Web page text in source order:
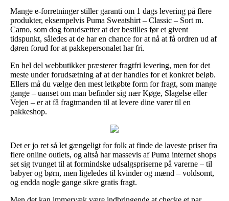
Mange e-forretninger stiller garanti om 1 dags levering på flere
produkter, eksempelvis Puma Sweatshirt – Classic – Sort m.
Camo, som dog forudsætter at der bestilles før et givent
tidspunkt, således at de har en chance for at nå at få ordren ud af
døren forud for at pakkepersonalet har fri.
En hel del webbutikker præsterer fragtfri levering, men for det
meste under forudsætning af at der handles for et konkret beløb.
Ellers må du vælge den mest letkøbte form for fragt, som mange
gange – uanset om man befinder sig nær Køge, Slagelse eller
Vejen – er at få fragtmanden til at levere dine varer til en
pakkeshop.
Det er jo ret så let gængeligt for folk at finde de laveste priser fra
flere online outlets, og altså har massevis af Puma internet shops
set sig tvunget til at formindske udsalgspriserne på varerne – til
babyer og børn, men ligeledes til kvinder og mænd – voldsomt,
og endda nogle gange sikre gratis fragt.